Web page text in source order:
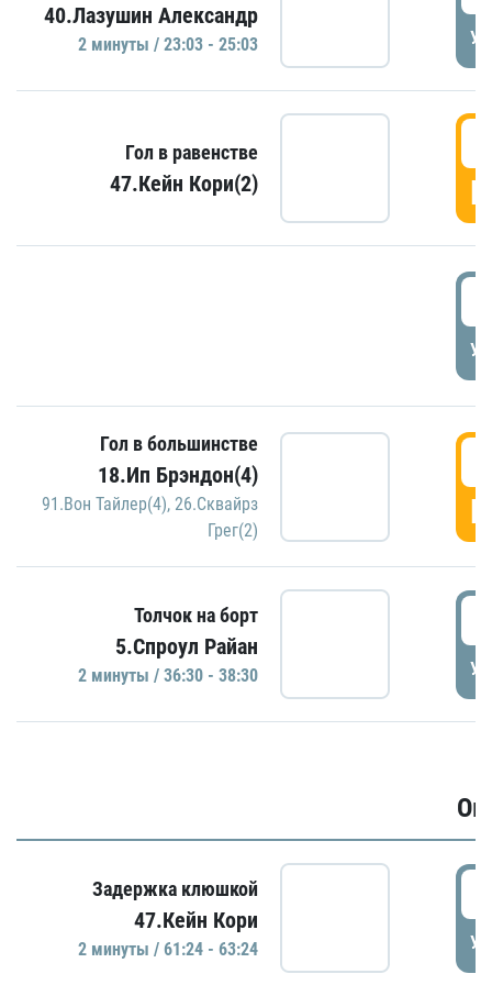
40.Лазушин Александр
2 минуты / 23:03 - 25:03
Гол в равенстве
47.Кейн Кори(2)
Гол в большинстве
18.Ип Брэндон(4)
91.Вон Тайлер(4), 26.Сквайрз
Грег(2)
Толчок на борт
5.Спроул Райан
2 минуты / 36:30 - 38:30
Задержка клюшкой
47.Кейн Кори
2 минуты / 61:24 - 63:24